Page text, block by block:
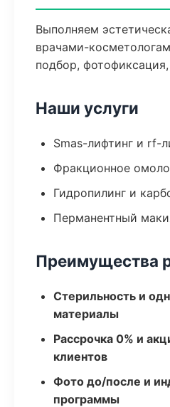
Выполняем
врачами-
подбор,
Наши услуги
Smas-лифтинг и rf-
Фракционное
Гидропилинг и
Перманентный
Преимущества
Стерильность и
материалы
Рассрочка 0% и
клиентов
Фото до/после и
программы